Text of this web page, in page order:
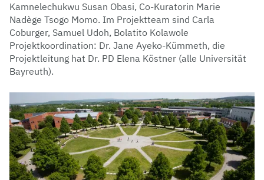
Kamnelechukwu Susan Obasi, Co-Kuratorin Marie
Nadège Tsogo Momo. Im Projektteam sind Carla
Coburger, Samuel Udoh, Bolatito Kolawole
Projektkoordination: Dr. Jane Ayeko-Kümmeth, die
Projektleitung hat Dr. PD Elena Köstner (alle Universität
Bayreuth).